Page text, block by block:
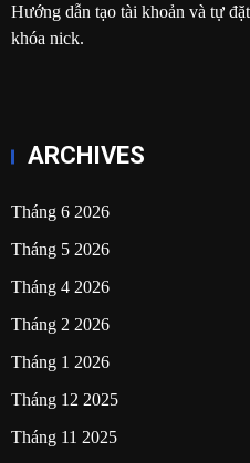
Hướng dẫn tạo tài khoản và tự
khóa nick.
ARCHIVES
Tháng 6 2026
Tháng 5 2026
Tháng 4 2026
Tháng 2 2026
Tháng 1 2026
Tháng 12 2025
Tháng 11 2025